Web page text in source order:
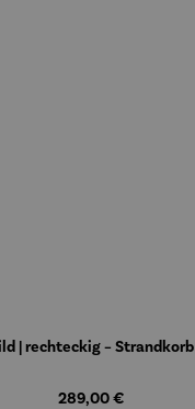
| rechteckig – Strandkorb
Regulärer Preis:
289,00 €